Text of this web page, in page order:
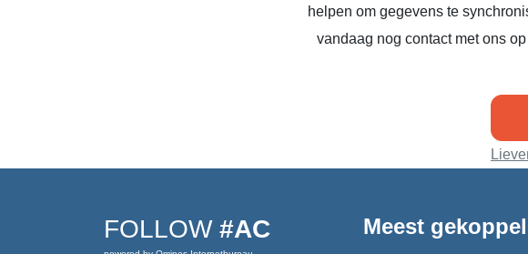
helpen om gegevens te
vandaag nog contact met ons
FOLLOW #AC Meest